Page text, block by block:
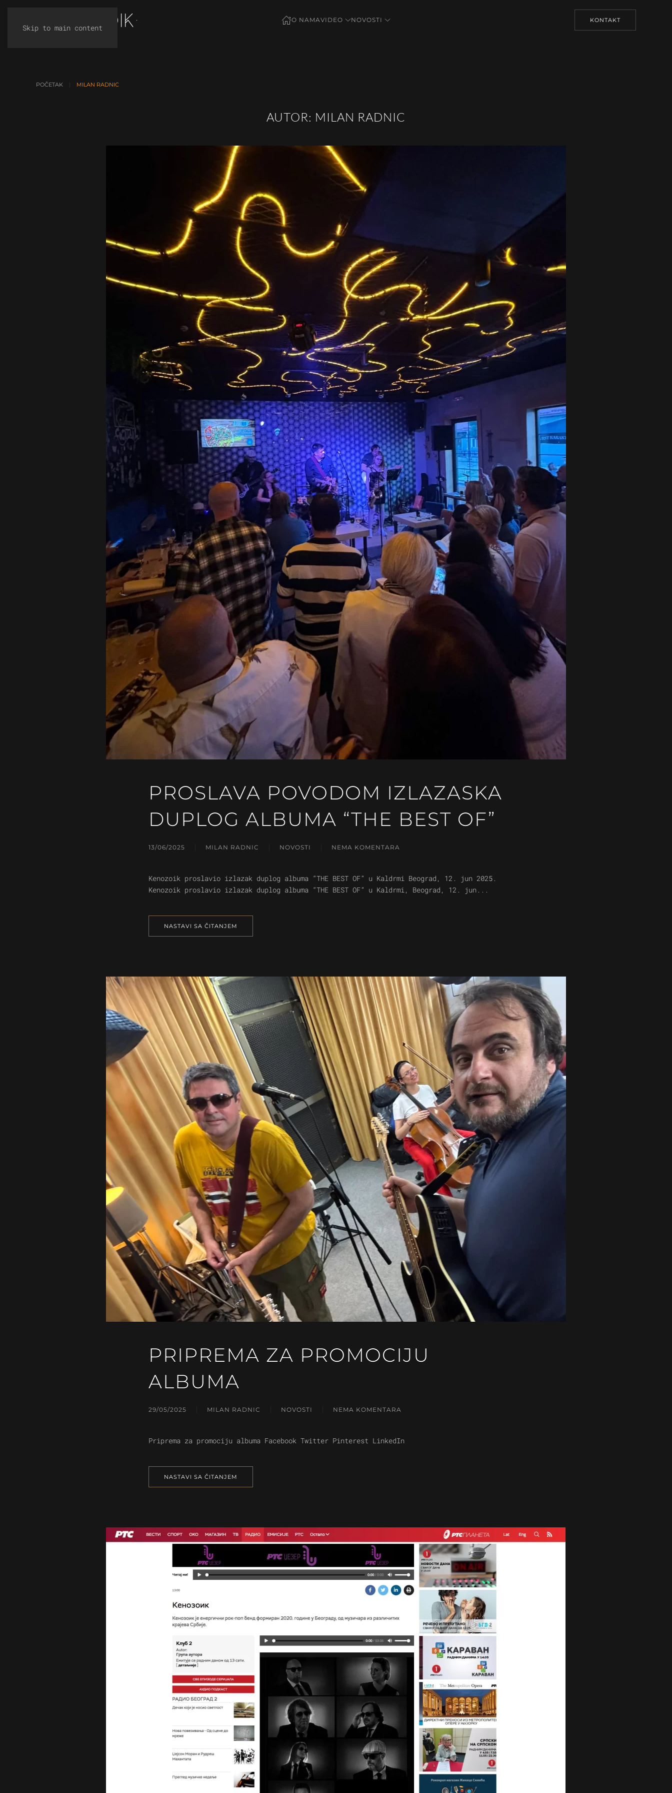
Skip to main content
O NAMAVIDEO NOVOSTI KONTAKT
POČETAK MILAN RADNIC
AUTOR: MILAN RADNIC
PROSLAVA POVODOM IZLAZASKA
DUPLOG ALBUMA “THE BEST OF”
13/06/2025 MILAN RADNIC NOVOSTI NEMA KOMENTARA
NA
IZLAZASKA
DUPLOG
Kenozoik proslavio izlazak duplog albuma “THE BEST OF” u Kaldrmi Beograd, 12. jun 2025.
Kenozoik proslavio izlazak duplog albuma “THE BEST OF” u Kaldrmi, Beograd, 12. jun...
NASTAVI SA ČITANJEM
PRIPREMA ZA PROMOCIJU
ALBUMA
29/05/2025 MILAN RADNIC NOVOSTI NEMA KOMENTARA
NA
PROMOCIJU
Priprema za promociju albuma Facebook Twitter Pinterest LinkedIn
NASTAVI SA ČITANJEM